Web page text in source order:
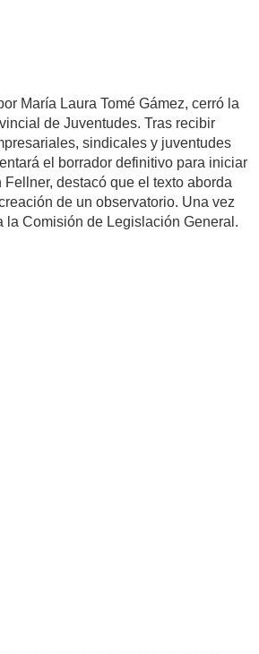
María Laura Tomé Gámez, cerró la
de Juventudes. Tras recibir
sindicales y juventudes
el borrador definitivo para iniciar
destacó que el texto aborda
de un observatorio. Una vez
la Comisión de Legislación General.